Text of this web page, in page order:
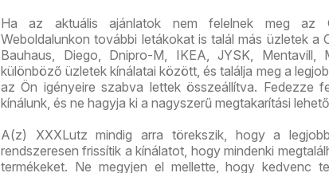
Ha az aktuális ajánlatok nem felelnek meg az
Weboldalunkon további letákokat is talál más üzletek a
Bauhaus, Diego, Dnipro-M, IKEA, JYSK, Mentavill,
különböző üzletek kínálatai között, és találja meg a
az Ön igényeire szabva lettek összeállítva. Fedezze
kínálunk, és ne hagyja ki a nagyszerű megtakarítási
A(z) XXXLutz mindig arra törekszik, hogy a
rendszeresen frissítik a kínálatot, hogy mindenki
termékeket. Ne megyjen el mellette, hogy kedvenc